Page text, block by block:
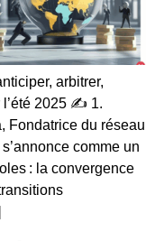
arbitrer,
l’été 2025 ✍️ 1.
Fondatrice du réseau
comme un
: la convergence